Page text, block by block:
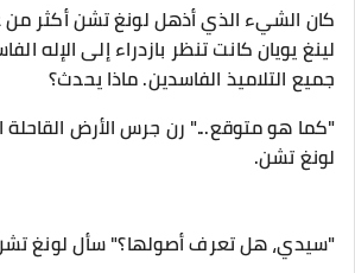
كان الشيء الذي أذهل لونغ تشن أكثر
لينغ يويان كانت تنظر بازدراء إلى الإله
جميع التلاميذ الفاسدين. ماذا يحدث؟
"كما هو متوقع..." رن جرس الأرض
لونغ تشن.
"سيدي، هل تعرف أصولها؟" سأل لونغ